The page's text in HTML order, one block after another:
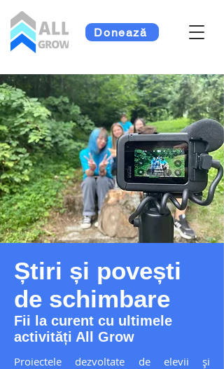
Donează
Știri și povești
de schimbare
Fii la curent cu ultimele
activități All Grow
Proiectele dezvoltate de elevii și